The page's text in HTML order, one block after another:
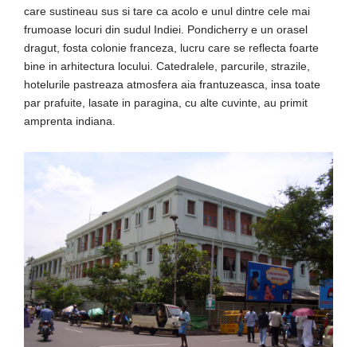
care sustineau sus si tare ca acolo e unul dintre cele mai
frumoase locuri din sudul Indiei. Pondicherry e un orasel
dragut, fosta colonie franceza, lucru care se reflecta foarte
bine in arhitectura locului. Catedralele, parcurile, strazile,
hotelurile pastreaza atmosfera aia frantuzeasca, insa toate
par prafuite, lasate in paragina, cu alte cuvinte, au primit
amprenta indiana.